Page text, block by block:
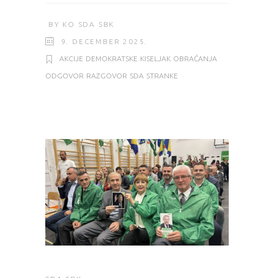
BY KO SDA SBK
9. DECEMBER 2025.
AKCIJE DEMOKRATSKE KISELJAK OBRAĆANJA
ODGOVOR RAZGOVOR SDA STRANKE